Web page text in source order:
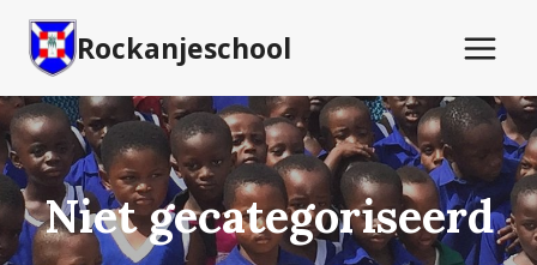
Doorgaan
naar
inhoud
Rockanjeschool
Niet gecategoriseerd